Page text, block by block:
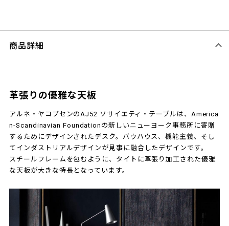
商品詳細
革張りの優雅な天板
アルネ・ヤコブセンのAJ52 ソサイエティ・テーブルは、America
n-Scandinavian Foundationの新しいニューヨーク事務所に寄贈
するためにデザインされたデスク。バウハウス、機能主義、そし
てインダストリアルデザインが見事に融合したデザインです。
スチールフレームを包むように、タイトに革張り加工された優雅
な天板が大きな特長となっています。